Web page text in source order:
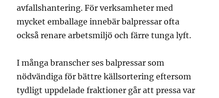
avfallshantering. För verksamheter med
mycket emballage innebär balpressar ofta
också renare arbetsmiljö och färre tunga lyft.
I många branscher ses balpressar som
nödvändiga för bättre källsortering eftersom
tydligt uppdelade fraktioner går att pressa var